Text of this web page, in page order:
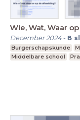
Wie, Wat, Waar
December 2024- 8
Burgerschapskunde
Middelbare school